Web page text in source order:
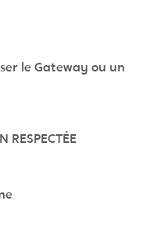
le Gateway ou un
RESPECTÉE